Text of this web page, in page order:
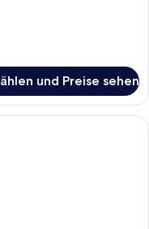
und Preise sehen